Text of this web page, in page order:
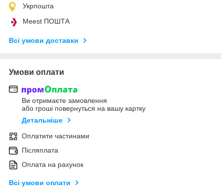
Укрпошта
Meest ПОШТА
Всі умови доставки
Умови оплати
Ви отримаєте замовлення
або гроші повернуться на вашу картку
Детальніше
Оплатити частинами
Післяплата
Оплата на рахунок
Всі умови оплати